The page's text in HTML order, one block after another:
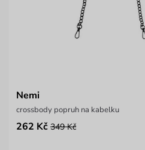
Nemi
crossbody popruh na kabelku
262 Kč 349 Kč